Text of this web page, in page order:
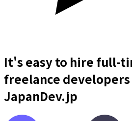
It's easy to hire full-
freelance developers
JapanDev.jp